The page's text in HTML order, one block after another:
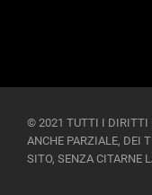
© 2021 TUTTI I DIRITTI
ANCHE PARZIALE, DEI
SITO, SENZA CITARNE